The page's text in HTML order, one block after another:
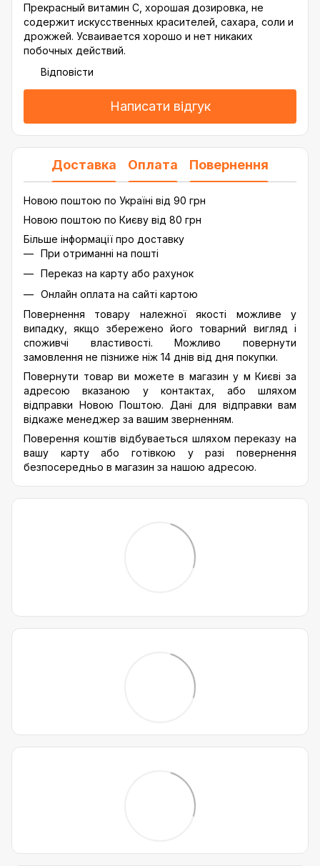
Прекрасный витамин С, хорошая дозировка, не
содержит искусственных красителей, сахара, соли и
дрожжей. Усваивается хорошо и нет никаких
побочных действий.
Відповісти
Написати відгук
Доставка Оплата Повернення
Новою поштою по Україні від 90 грн
Новою поштою по Києву від 80 грн
Більше інформації про доставку
При отриманні на пошті
Переказ на карту або рахунок
Онлайн оплата на сайті картою
Повернення товару належної якості можливе у
випадку, якщо збережено його товарний вигляд і
споживчі властивості. Можливо повернути
замовлення не пізниже ніж 14 днів від дня покупки.
Повернути товар ви можете в магазин у м Києві за
адресою вказаною у контактах, або шляхом
відправки Новою Поштою. Дані для відправки вам
відкаже менеджер за вашим зверненням.
Поверення коштів відбуваеться шляхом переказу на
вашу карту або готівкою у разі повернення
безпосередньо в магазин за нашою адресою.